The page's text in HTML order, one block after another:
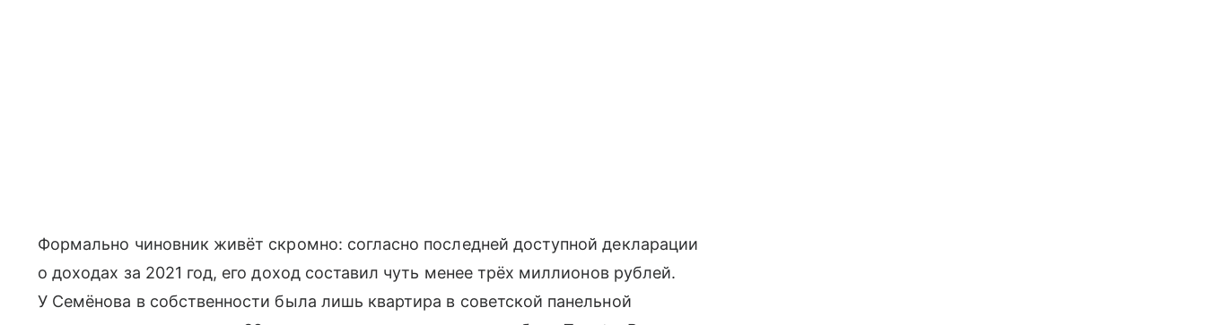
Формально чиновник живёт скромно: согласно последней доступной декларации
о доходах за 2021 год, его доход составил чуть менее трёх миллионов рублей.
У Семёнова в собственности была лишь квартира в советской панельной